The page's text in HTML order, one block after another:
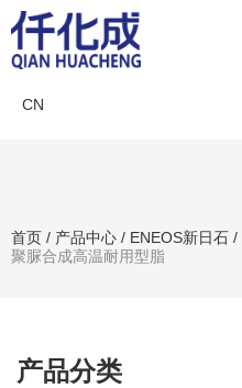
CN
首页 / 产品中心 / ENEOS新日石 /
聚脲合成高温耐用型脂
产品分类